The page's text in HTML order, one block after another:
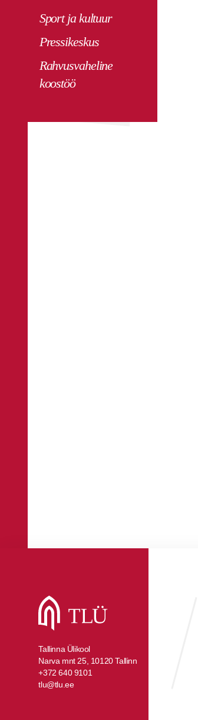
Sport ja kultuur
Pressikeskus
Rahvusvaheline
koostöö
Tallinna Ülikool
Narva mnt 25, 10120 Tallinn
+372 640 9101
tlu@tlu.ee